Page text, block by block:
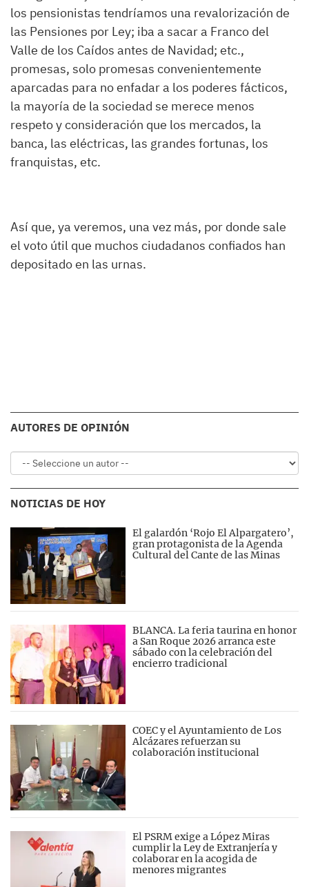
los pensionistas tendríamos una revalorización de
las Pensiones por Ley; iba a sacar a Franco del
Valle de los Caídos antes de Navidad; etc.,
promesas, solo promesas convenientemente
aparcadas para no enfadar a los poderes fácticos,
la mayoría de la sociedad se merece menos
respeto y consideración que los mercados, la
banca, las eléctricas, las grandes fortunas, los
franquistas, etc.
Así que, ya veremos, una vez más, por donde sale
el voto útil que muchos ciudadanos confiados han
depositado en las urnas.
AUTORES DE OPINIÓN
NOTICIAS DE HOY
El galardón ‘Rojo El Alpargatero’,
gran protagonista de la Agenda
Cultural del Cante de las Minas
BLANCA. La feria taurina en honor
a San Roque 2026 arranca este
sábado con la celebración del
encierro tradicional
COEC y el Ayuntamiento de Los
Alcázares refuerzan su
colaboración institucional
El PSRM exige a López Miras
cumplir la Ley de Extranjería y
colaborar en la acogida de
menores migrantes